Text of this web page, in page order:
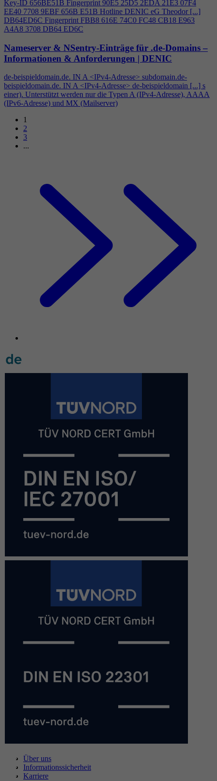
Key-ID 656BE51B Fingerprint 90E5 25D5 2EDA 21E3 07F4
EE40 7708 9EBF 656B E51B Hotline DENIC eG Theodor [...]
DB64ED6C Fingerprint FBB8 616E 74C0 FC48 CB18 E963
A4A8 3708 DB64 ED6C
Nameserver & NSentry-Einträge für .de-Domains –
Informationen & Anforderungen | DENIC
de-beispieldomain.de. IN A <IPv4-Adresse> subdomain.de-
beispieldomain.de. IN A <IPv4-Adresse> de-beispieldomain [...] s
einer). Unterstützt werden nur die Typen A (IPv4-Adresse), AAAA
(IPv6-Adresse) und MX (Mailserver)
1
2
3
...
Über uns
Informationssicherheit
Karriere